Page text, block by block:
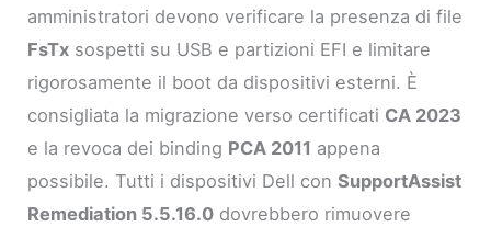
amministratori devono verificare la presenza di file
FsTx sospetti su USB e partizioni EFI e limitare
rigorosamente il boot da dispositivi esterni. È
consigliata la migrazione verso certificati CA 2023
e la revoca dei binding PCA 2011 appena
possibile. Tutti i dispositivi Dell conSupportAssist
Remediation 5.5.16.0 dovrebbero rimuovere